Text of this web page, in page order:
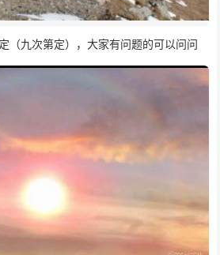
（九次第定），大家有问题的可以问问